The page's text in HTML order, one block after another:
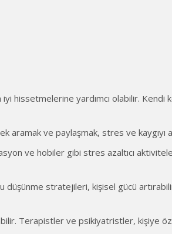
hissetmelerine yardımcı olabilir. Kendi
aramak ve paylaşmak, stres ve kaygıyı
ve hobiler gibi stres azaltıcı
düşünme stratejileri, kişisel gücü
Terapistler ve psikiyatristler, kişiye